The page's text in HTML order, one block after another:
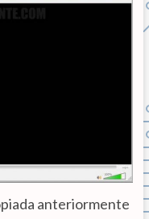
anteriormente